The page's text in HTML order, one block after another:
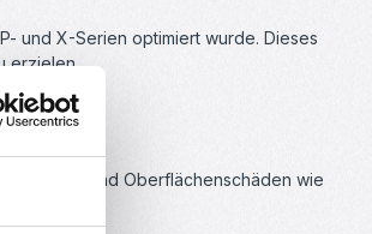
und X-Serien optimiert wurde. Dieses
erzielen.
Stößen und Oberflächenschäden wie